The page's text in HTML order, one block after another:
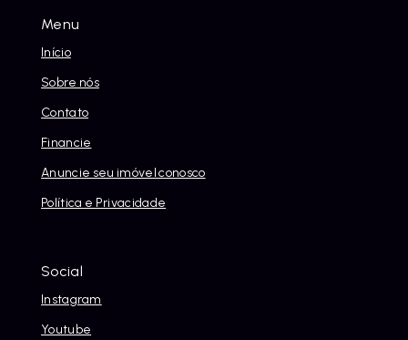
Menu
Início
Sobre nós
Contato
Financie
Anuncie seu imóvel conosco
Política e Privacidade
Social
Instagram
Youtube